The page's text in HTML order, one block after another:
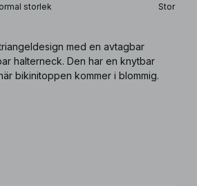
storlek Stor
med en avtagbar
halterneck. Den har en knytbar
bikinitoppen kommer i blommig.